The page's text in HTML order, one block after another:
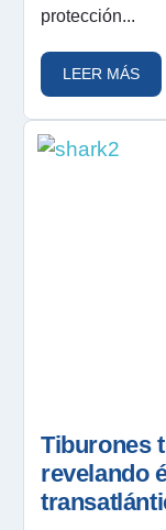
protección...
LEER MÁS
Tiburones
revelando